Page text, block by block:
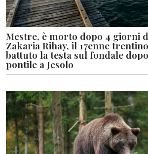
Mestre, è morto dopo 4 giorni
Zakaria Rihay, il 17enne
battuto la testa sul fondale
pontile a Jesolo